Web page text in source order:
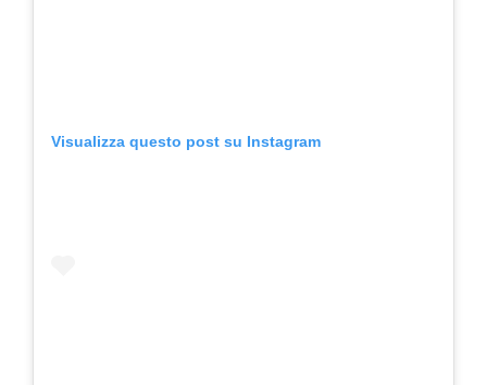
Visualizza questo post su Instagram